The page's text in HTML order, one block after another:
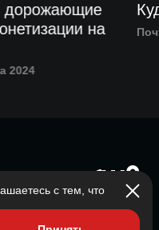
дорожающие
на
2024
с тем, что